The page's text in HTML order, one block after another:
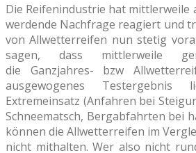
Die Reifenindustrie hat mittlerweile
werdende Nachfrage reagiert und
von Allwetterreifen nun stetig
sagen, dass mittlerweile
die Ganzjahres- bzw
ausgewogenes
Extremeinsatz (Anfahren bei
Schneematsch, Bergabfahrten bei
können die Allwetterreifen im
nicht mithalten. Wer also nicht